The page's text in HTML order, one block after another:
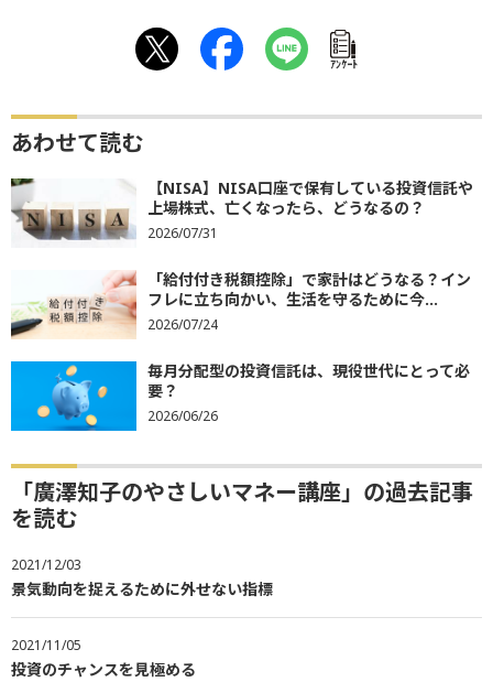
ｱﾝｹｰﾄ
あわせて読む
【NISA】NISA口座で保有している投資信託や
上場株式、亡くなったら、どうなるの？
2026/07/31
「給付付き税額控除」で家計はどうなる？イン
フレに立ち向かい、生活を守るために今...
2026/07/24
毎月分配型の投資信託は、現役世代にとって必
要？
2026/06/26
「廣澤知子のやさしいマネー講座」の過去記事
を読む
2021/12/03
景気動向を捉えるために外せない指標
2021/11/05
投資のチャンスを見極める